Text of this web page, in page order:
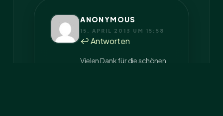
ANONYMOUS
15. APRIL 2013 UM 15:58
↩ Antworten
Vielen Dank für die schönen